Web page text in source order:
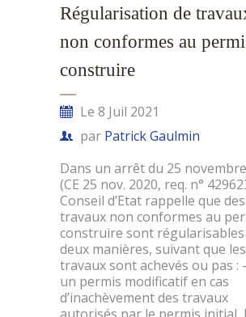
Régularisation de
non conformes au
construire
Le 8 Juil 2021
par Patrick Gaulmin
Dans un arrêt du 25
(CE 25 nov. 2020, req. n°
Conseil d’Etat rappelle que des
travaux non conformes au
construire sont régularisables
deux manières, suivant que les
travaux sont achevés ou pas :
un permis modificatif en cas
d’inachèvement des travaux